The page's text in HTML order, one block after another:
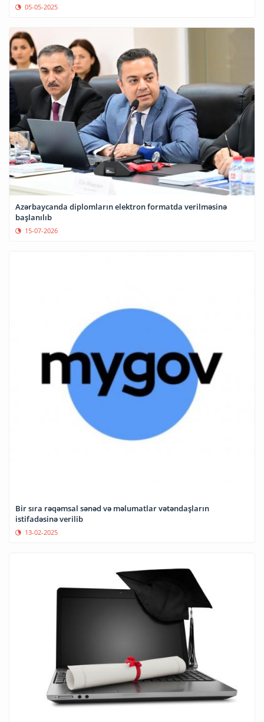
05-05-2025
Azərbaycanda diplomların elektron formatda verilməsinə
başlanılıb
15-07-2026
Bir sıra rəqəmsal sənəd və məlumatlar vətəndaşların
istifadəsinə verilib
13-02-2025